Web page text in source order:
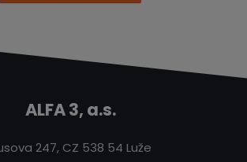
ALFA 3, a.s.
247, CZ 538 54 Luže